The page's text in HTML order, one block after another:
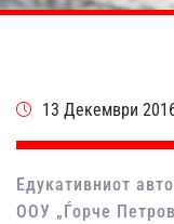
13 Декември
Едукативниот
ООУ „Ѓорче